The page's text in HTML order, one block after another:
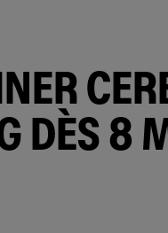
DÈS 8